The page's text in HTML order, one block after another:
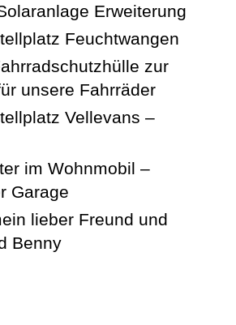
Erweiterung
Feuchtwangen
zur
unsere Fahrräder
Vellevans –
im Wohnmobil –
Garage
lieber Freund und
Benny